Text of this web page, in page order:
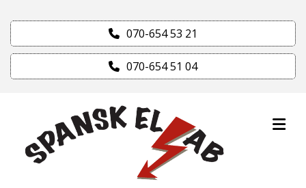
070-654 53 21
070-654 51 04